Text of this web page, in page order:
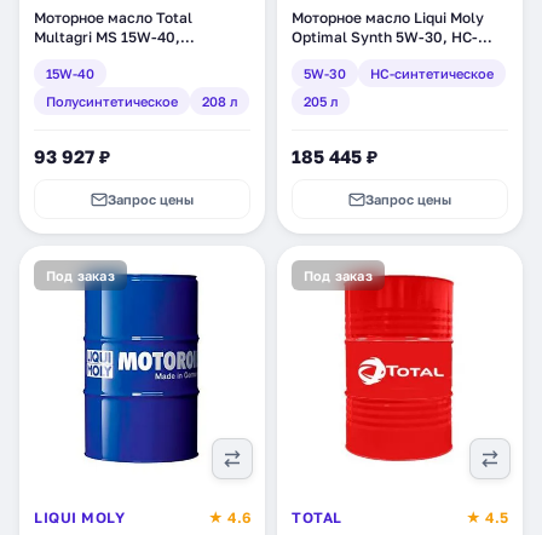
Моторное масло Total
Multagri MS 15W-40,
(110658)
15W-40
Полусинтетическое
208 л
93 927 ₽
Запрос цены
Моторное масло Liqui Moly
Optimal Synth 5W-30, HC-
5W-30
HC-синтетическое
205 л
185 445 ₽
Запрос цены
Под заказ
LIQUI MOLY
★ 4.6
Под заказ
TOTAL
★ 4.5